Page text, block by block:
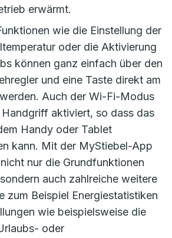
erwärmt.
wie die Einstellung der
oder die Aktivierung
können ganz einfach über den
und eine Taste direkt am
Auch der Wi-Fi-Modus
Handgriff aktiviert, so dass das
Handy oder Tablet
kann. Mit der MyStiebel-App
nur die Grundfunktionen
auch zahlreiche weitere
zum Beispiel Energiestatistiken
wie beispielsweise die
oder